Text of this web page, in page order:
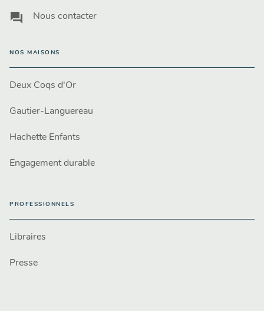
question_answer Nous contacter
NOS MAISONS
Deux Coqs d'Or
Gautier-Languereau
Hachette Enfants
Engagement durable
PROFESSIONNELS
Libraires
Presse